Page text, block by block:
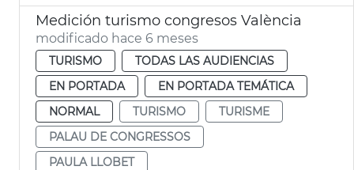
Medición turismo congresos València
modificado hace 6 meses
TURISMO
TODAS LAS AUDIENCIAS
EN PORTADA
EN PORTADA TEMÁTICA
NORMAL
TURISMO
TURISME
PALAU DE CONGRESSOS
PAULA LLOBET